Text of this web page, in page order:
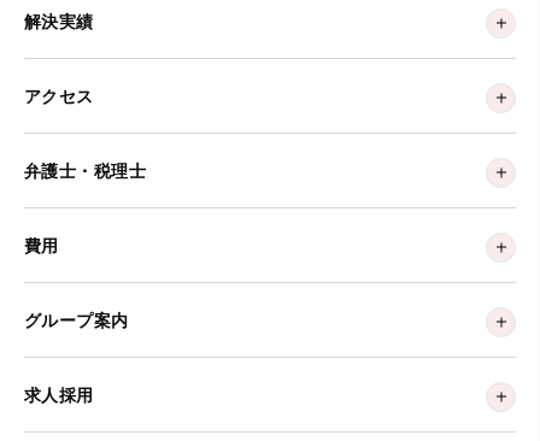
解決実績
アクセス
弁護士・税理士
費用
グループ案内
求人採用